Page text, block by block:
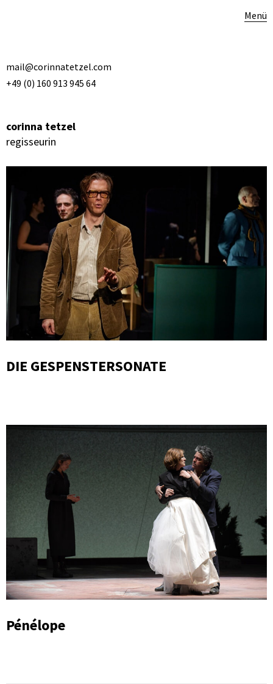
Menü
mail@corinnatetzel.com
+49 (0) 160 913 945 64
corinna tetzel
regisseurin
DIE GESPENSTERSONATE
Pénélope